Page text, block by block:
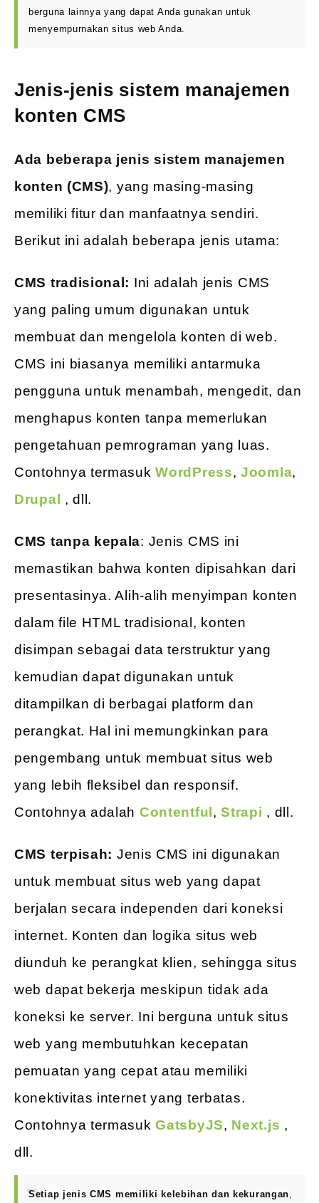
berguna lainnya yang dapat Anda gunakan untuk
menyempurnakan situs web Anda.
Jenis-jenis sistem manajemen
konten CMS
Ada beberapa jenis sistem manajemen
konten (CMS), yang masing-masing
memiliki fitur dan manfaatnya sendiri.
Berikut ini adalah beberapa jenis utama:
CMS tradisional: Ini adalah jenis CMS
yang paling umum digunakan untuk
membuat dan mengelola konten di web.
CMS ini biasanya memiliki antarmuka
pengguna untuk menambah, mengedit, dan
menghapus konten tanpa memerlukan
pengetahuan pemrograman yang luas.
Contohnya termasukWordPress,Joomla,
Drupal , dll.
CMS tanpa kepala: Jenis CMS ini
memastikan bahwa konten dipisahkan dari
presentasinya. Alih-alih menyimpan konten
dalam file HTML tradisional, konten
disimpan sebagai data terstruktur yang
kemudian dapat digunakan untuk
ditampilkan di berbagai platform dan
perangkat. Hal ini memungkinkan para
pengembang untuk membuat situs web
yang lebih fleksibel dan responsif.
Contohnya adalah Contentful ,Strapi , dll.
CMS terpisah: Jenis CMS ini digunakan
untuk membuat situs web yang dapat
berjalan secara independen dari koneksi
internet. Konten dan logika situs web
diunduh ke perangkat klien, sehingga situs
web dapat bekerja meskipun tidak ada
koneksi ke server. Ini berguna untuk situs
web yang membutuhkan kecepatan
pemuatan yang cepat atau memiliki
konektivitas internet yang terbatas.
Contohnya termasukGatsbyJS, Next.js ,
dll.
Setiap jenis CMS memiliki kelebihan dan kekurangan